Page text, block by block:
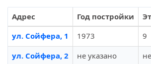
Адрес Год постройки
ул. Сойфера, 1
1973 9
ул. Сойфера, 2
не указано